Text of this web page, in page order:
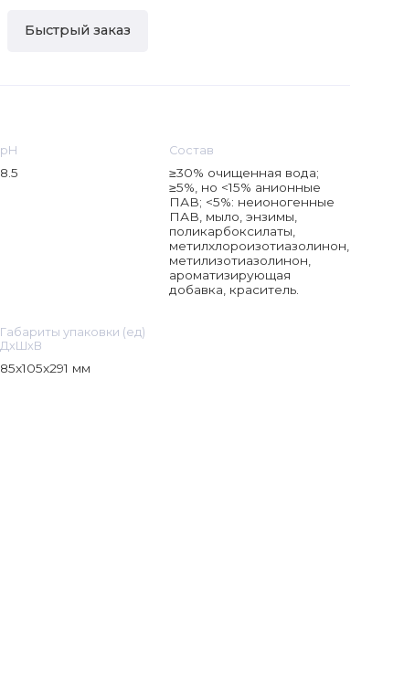
Быстрый заказ
рН
8.5
Состав
≥30% очищенная вода;
≥5%, но <15% анионные
ПАВ; <5%: неионогенные
ПАВ, мыло, энзимы,
поликарбоксилаты,
метилхлороизотиазолинон,
метилизотиазолинон,
ароматизирующая
добавка, краситель.
Габариты упаковки (ед)
ДхШхВ
85x105x291 мм